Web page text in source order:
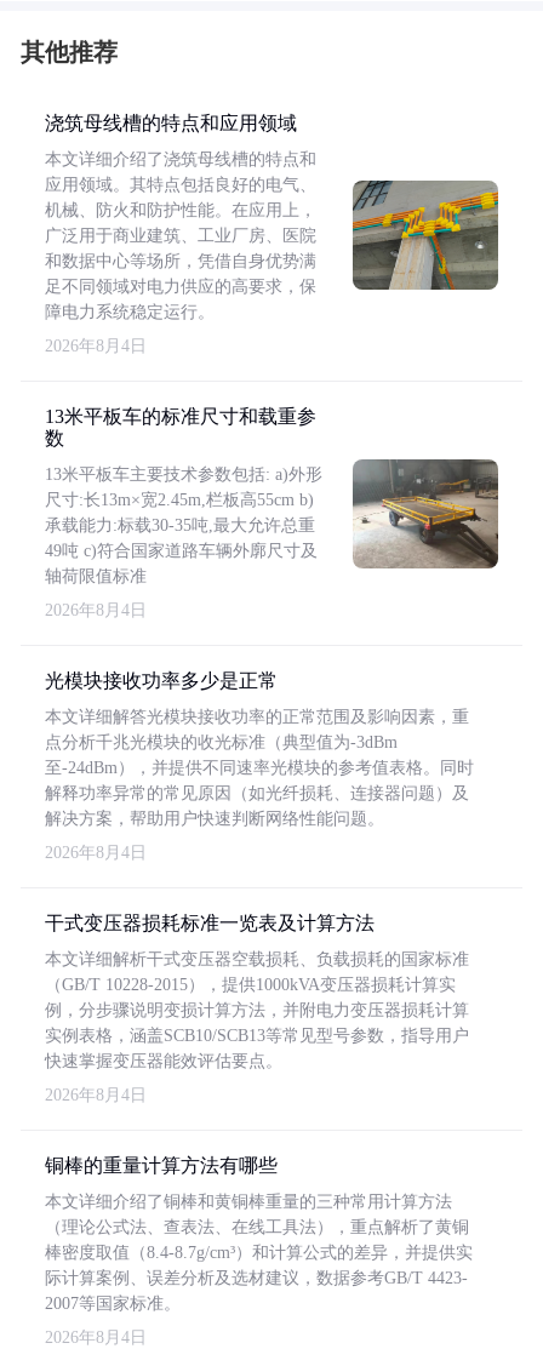
其他推荐
浇筑母线槽的特点和应用领域
本文详细介绍了浇筑母线槽的特点和
应用领域。其特点包括良好的电气、
机械、防火和防护性能。在应用上，
广泛用于商业建筑、工业厂房、医院
和数据中心等场所，凭借自身优势满
足不同领域对电力供应的高要求，保
障电力系统稳定运行。
2026年8月4日
13米平板车的标准尺寸和载重参
数
13米平板车主要技术参数包括: a)外形
尺寸:长13m×宽2.45m,栏板高55cm b)
承载能力:标载30-35吨,最大允许总重
49吨 c)符合国家道路车辆外廓尺寸及
轴荷限值标准
2026年8月4日
光模块接收功率多少是正常
本文详细解答光模块接收功率的正常范围及影响因素，重
点分析千兆光模块的收光标准（典型值为-3dBm
至-24dBm），并提供不同速率光模块的参考值表格。同时
解释功率异常的常见原因（如光纤损耗、连接器问题）及
解决方案，帮助用户快速判断网络性能问题。
2026年8月4日
干式变压器损耗标准一览表及计算方法
本文详细解析干式变压器空载损耗、负载损耗的国家标准
（GB/T 10228-2015），提供1000kVA变压器损耗计算实
例，分步骤说明变损计算方法，并附电力变压器损耗计算
实例表格，涵盖SCB10/SCB13等常见型号参数，指导用户
快速掌握变压器能效评估要点。
2026年8月4日
铜棒的重量计算方法有哪些
本文详细介绍了铜棒和黄铜棒重量的三种常用计算方法
（理论公式法、查表法、在线工具法），重点解析了黄铜
棒密度取值（8.4-8.7g/cm³）和计算公式的差异，并提供实
际计算案例、误差分析及选材建议，数据参考GB/T 4423-
2007等国家标准。
2026年8月4日